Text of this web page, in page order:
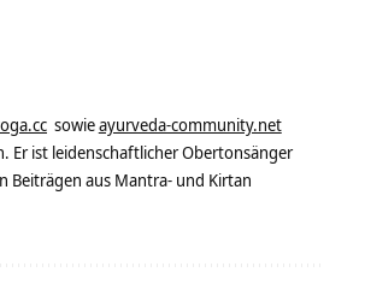
sowieayurveda-community.net
Er ist leidenschaftlicher Obertonsänger
Beiträgen aus Mantra- und Kirtan